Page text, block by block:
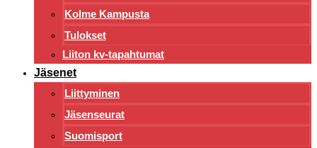
Kolme Kampusta
Tulokset
Liiton kv-tapahtumat
Jäsenet
Liittyminen
Jäsenseurat
Suomisport